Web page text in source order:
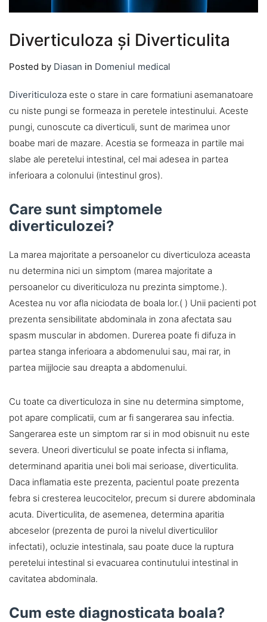
Diverticuloza și Diverticulita
Posted by Diasan in Domeniul medical
Diveriticuloza este o stare in care formatiuni asemanatoare
cu niste pungi se formeaza in peretele intestinului. Aceste
pungi, cunoscute ca diverticuli, sunt de marimea unor
boabe mari de mazare. Acestia se formeaza in partile mai
slabe ale peretelui intestinal, cel mai adesea in partea
inferioara a colonului (intestinul gros).
Care sunt simptomele
diverticulozei?
La marea majoritate a persoanelor cu diverticuloza aceasta
nu determina nici un simptom (marea majoritate a
persoanelor cu diveriticuloza nu prezinta simptome.).
Acestea nu vor afla niciodata de boala lor.( ) Unii pacienti pot
prezenta sensibilitate abdominala in zona afectata sau
spasm muscular in abdomen. Durerea poate fi difuza in
partea stanga inferioara a abdomenului sau, mai rar, in
partea mijjlocie sau dreapta a abdomenului.
Cu toate ca diverticuloza in sine nu determina simptome,
pot apare complicatii, cum ar fi sangerarea sau infectia.
Sangerarea este un simptom rar si in mod obisnuit nu este
severa. Uneori diverticulul se poate infecta si inflama,
determinand aparitia unei boli mai serioase, diverticulita.
Daca inflamatia este prezenta, pacientul poate prezenta
febra si cresterea leucocitelor, precum si durere abdominala
acuta. Diverticulita, de asemenea, determina aparitia
abceselor (prezenta de puroi la nivelul diverticulilor
infectati), ocluzie intestinala, sau poate duce la ruptura
peretelui intestinal si evacuarea continutului intestinal in
cavitatea abdominala.
Cum este diagnosticata boala?